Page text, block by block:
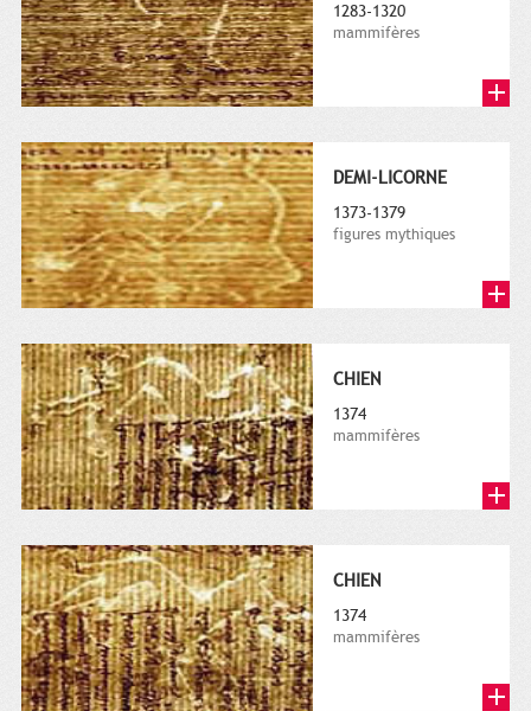
1283-1320
mammifères
DEMI-LICORNE
1373-1379
figures mythiques
CHIEN
1374
mammifères
CHIEN
1374
mammifères